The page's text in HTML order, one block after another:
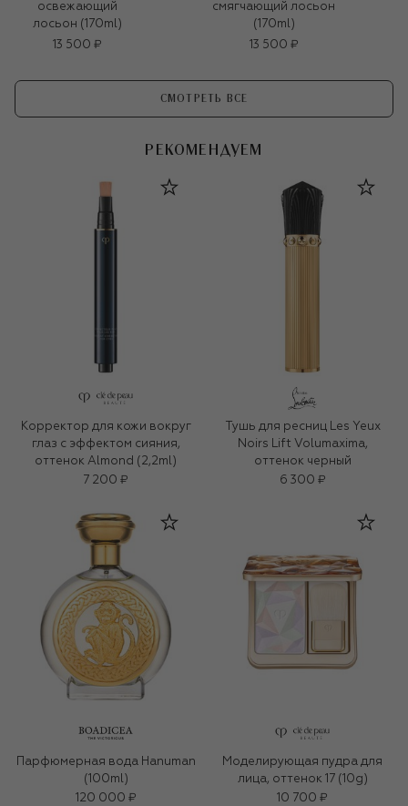
освежающий
лосьон (170ml)
13 500 ₽
смягчающий лосьон
(170ml)
13 500 ₽
СМОТРЕТЬ ВСЕ
РЕКОМЕНДУЕМ
Корректор для кожи вокруг
глаз с эффектом сияния,
оттенок Almond (2,2ml)
7 200 ₽
Тушь для ресниц Les Yeux
Noirs Lift Volumaxima,
оттенок черный
6 300 ₽
Парфюмерная вода Hanuman
(100ml)
120 000 ₽
Моделирующая пудра для
лица, оттенок 17 (10g)
10 700 ₽